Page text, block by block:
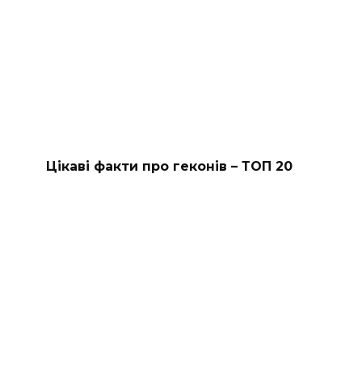
Цікаві факти про геконів – ТОП 20